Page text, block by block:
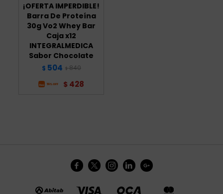
¡OFERTA IMPERDIBLE!
Barra De Proteína
30g Vo2 Whey Bar
Caja x12
INTEGRALMEDICA
Sabor Chocolate
$ 504 $ 840
$ 428
    